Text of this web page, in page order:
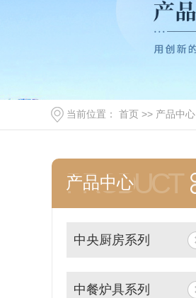
当前位置： 首页 >> 产品中心
PRODUCT
产品中心
中央厨房系列
中餐炉具系列